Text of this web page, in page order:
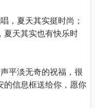
，夏天其实挺时尚；
夏天其实也有快乐时
平淡无奇的祝福，很
的信息框送给你，愿你